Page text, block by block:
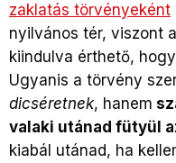
zaklatás törvényeként
nyilvános tér, viszont a
kiindulva érthető,
Ugyanis a törvény
dicséretnek, hanem
valaki utánad fütyül
kiabál utánad, ha